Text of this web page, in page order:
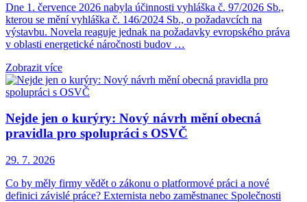
Dne 1. července 2026 nabyla účinnosti vyhláška č. 97/2026 Sb.,
kterou se mění vyhláška č. 146/2024 Sb., o požadavcích na
výstavbu. Novela reaguje jednak na požadavky evropského práva
v oblasti energetické náročnosti budov …
Zobrazit více
Nejde jen o kurýry: Nový návrh mění obecná
pravidla pro spolupráci s OSVČ
29. 7. 2026
Co by měly firmy vědět o zákonu o platformové práci a nové
definici závislé práce? Externista nebo zaměstnanec Společnosti